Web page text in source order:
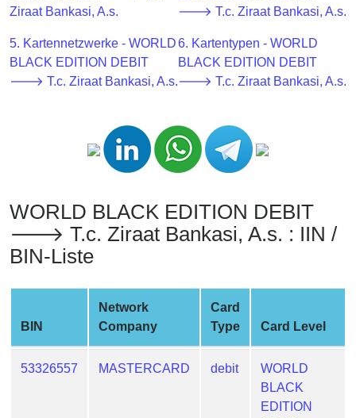
Card
Validator
Generator
Generate
Credit
BIN
Credit
Card
Ziraat Bankasi, A.s.
🡒 T.c. Ziraat Bankasi, A.s.
5. Kartennetzwerke - WORLD
BLACK EDITION DEBIT
🡒 T.c. Ziraat Bankasi, A.s.
6. Kartentypen - WORLD
BLACK EDITION DEBIT
🡒 T.c. Ziraat Bankasi, A.s.
WORLD BLACK EDITION DEBIT
🡒 T.c. Ziraat Bankasi, A.s. : IIN /
BIN-Liste
BIN
Network
Company
Card
Type
Card Level
53326557 MASTERCARD debit
WORLD
BLACK
EDITION